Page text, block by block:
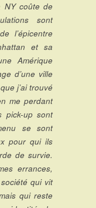
NY coûte de
sont
l’épicentre
et sa
Amérique
d’une ville
j’ai trouvé
me perdant
pick-up sont
se sont
pour qui ils
de survie.
errances,
qui vit
qui reste